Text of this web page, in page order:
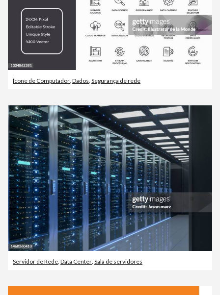
Ícone de Computador, Dados, Segurança de rede
Servidor de Rede, Data Center, Sala de servidores